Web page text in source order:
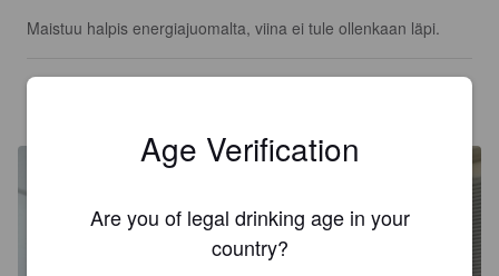
Maistuu halpis energiajuomalta, viina ei tule ollenkaan läpi.
Age Verification
Are you of legal drinking age in your
country?